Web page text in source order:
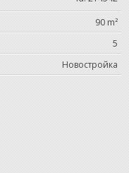
90 m²
5
Новостройка